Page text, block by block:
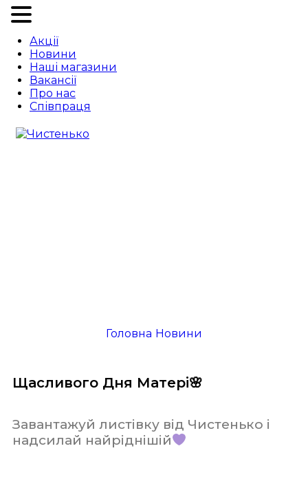
Акції
Новини
Наші магазини
Вакансії
Про нас
Співпраця
Головна Новини
Щасливого Дня Матері🌸
Завантажуй листівку від Чистенько і
надсилай найріднішій